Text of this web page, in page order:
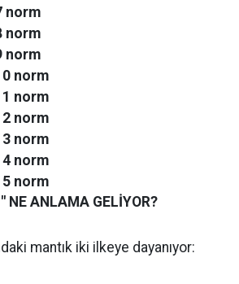
norm
norm
norm
norm
norm
norm
norm
norm
norm
NE ANLAMA GELİYOR?
mantık iki ilkeye dayanıyor: